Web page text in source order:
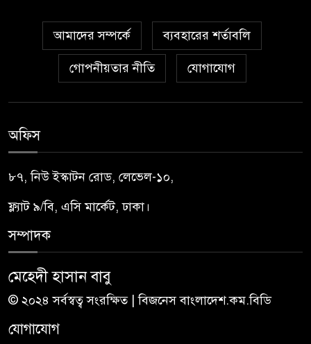
আমাদের সম্পর্কে ব্যবহারের শর্তাবলি
গোপনীয়তার নীতি যোগাযোগ
অফিস
৮৭, নিউ ইস্কাটন রোড, লেভেল-১০,
ফ্ল্যাট ৯/বি, এসি মার্কেট, ঢাকা।
সম্পাদক
মেহেদী হাসান বাবু
© ২০২৪ সর্বস্বত্ব সংরক্ষিত | বিজনেস বাংলাদেশ.কম.বিডি
যোগাযোগ